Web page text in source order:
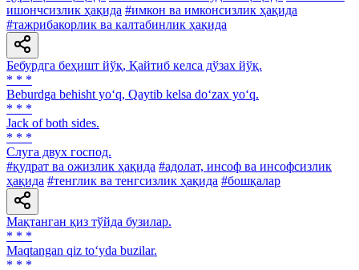
ишончсизлик ҳақида #имкон ва имконсизлик ҳақида
#тажрибакорлик ва калтабинлик ҳақида
Бебурдга беҳишт йўқ, Қайтиб келса дўзах йўқ.
* * *
Beburdga behisht yo‘q, Qaytib kelsa do‘zax yo‘q.
* * *
Jack of both sides.
* * *
Слуга двух господ.
#қудрат ва ожизлик ҳақида #адолат, инсоф ва инсофсизлик
ҳақида #тенглик ва тенгсизлик ҳақида #бошқалар
Мақтанган қиз тўйда бузилар.
* * *
Maqtangan qiz to‘yda buzilar.
* * *